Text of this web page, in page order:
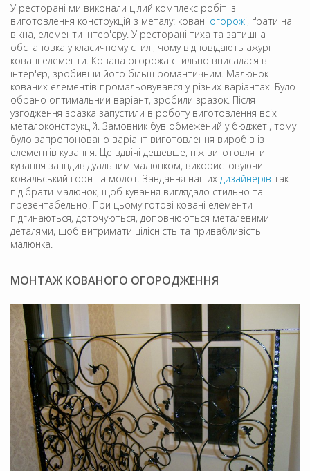
У ресторані ми виконали цілий комплекс робіт із
виготовлення конструкцій з металу: ковані огорожі, ґрати на
вікна, елементи інтер'єру. У ресторані тиха та затишна
обстановка у класичному стилі, чому відповідають ажурні
ковані елементи. Кована огорожа стильно вписалася в
інтер'єр, зробивши його більш романтичним. Малюнок
кованих елементів промальовувався у різних варіантах. Було
обрано оптимальний варіант, зробили зразок. Після
узгодження зразка запустили в роботу виготовлення всіх
металоконструкцій. Замовник був обмежений у бюджеті, тому
було запропоновано варіант виготовлення виробів із
елементів кування. Це вдвічі дешевше, ніж виготовляти
кування за індивідуальним малюнком, використовуючи
ковальський горн та молот. Завдання наших дизайнерів так
підібрати малюнок, щоб кування виглядало стильно та
презентабельно. При цьому готові ковані елементи
підгинаються, доточуються, доповнюються металевими
деталями, щоб витримати цілісність та привабливість
малюнка.
МОНТАЖ КОВАНОГО ОГОРОДЖЕННЯ